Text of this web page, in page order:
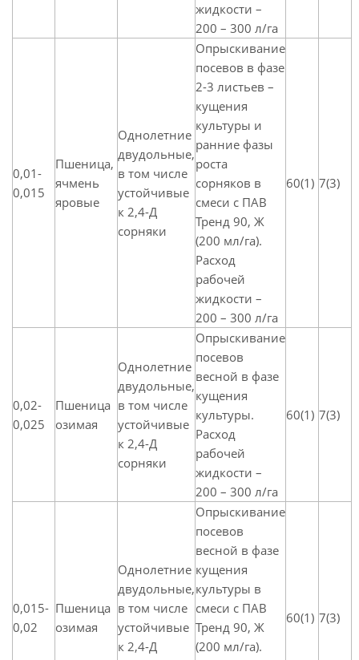
жидкости –
200 – 300 л/га
0,01-
0,015
Пшеница,
ячмень
яровые
Однолетние
двудольные,
в том числе
устойчивые
к 2,4-Д
сорняки
Опрыскивание
посевов в фазе
2-3 листьев –
кущения
культуры и
ранние фазы
роста
сорняков в
смеси с ПАВ
Тренд 90, Ж
(200 мл/га).
Расход
рабочей
жидкости –
200 – 300 л/га
60(1) 7(3)
0,02-
0,025
Пшеница
озимая
Однолетние
двудольные,
в том числе
устойчивые
к 2,4-Д
сорняки
Опрыскивание
посевов
весной в фазе
кущения
культуры.
Расход
рабочей
жидкости –
200 – 300 л/га
60(1) 7(3)
0,015-
0,02
Пшеница
озимая
Однолетние
двудольные,
в том числе
устойчивые
к 2,4-Д
Опрыскивание
посевов
весной в фазе
кущения
культуры в
смеси с ПАВ
Тренд 90, Ж
(200 мл/га).
60(1) 7(3)